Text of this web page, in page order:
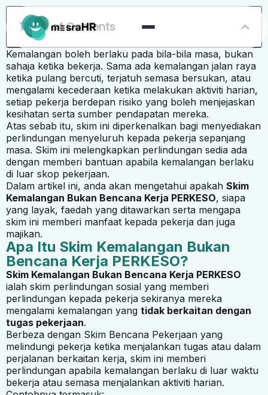
Table of Contents
Kemalangan boleh berlaku pada bila-bila masa, bukan
sahaja ketika bekerja. Sama ada kemalangan jalan raya
ketika pulang bercuti, terjatuh semasa bersukan, atau
mengalami kecederaan ketika melakukan aktiviti harian,
setiap pekerja berdepan risiko yang boleh menjejaskan
kesihatan serta sumber pendapatan mereka.
Atas sebab itu, skim ini diperkenalkan bagi menyediakan
perlindungan menyeluruh kepada pekerja sepanjang
masa. Skim ini melengkapkan perlindungan sedia ada
dengan memberi bantuan apabila kemalangan berlaku
di luar skop pekerjaan.
Dalam artikel ini, anda akan mengetahui apakah Skim
Kemalangan Bukan Bencana Kerja PERKESO, siapa
yang layak, faedah yang ditawarkan serta mengapa
skim ini memberi manfaat kepada pekerja dan juga
majikan.
Apa Itu Skim Kemalangan Bukan
Bencana Kerja PERKESO?
Skim Kemalangan Bukan Bencana Kerja PERKESO
ialah skim perlindungan sosial yang memberi
perlindungan kepada pekerja sekiranya mereka
mengalami kemalangan yang tidak berkaitan dengan
tugas pekerjaan.
Berbeza dengan Skim Bencana Pekerjaan yang
melindungi pekerja ketika menjalankan tugas atau dalam
perjalanan berkaitan kerja, skim ini memberi
perlindungan apabila kemalangan berlaku di luar waktu
bekerja atau semasa menjalankan aktiviti harian.